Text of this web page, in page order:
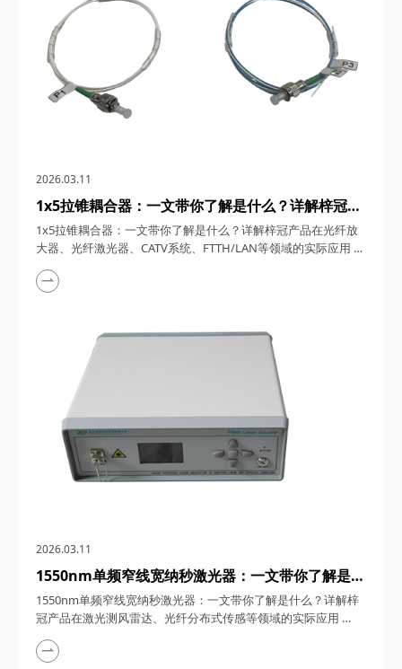
2026.03.11
1x5拉锥耦合器：一文带你了解是什么？详解梓冠产
品在光纤放大器、光纤激光器、CATV系统、
FTTH/LAN等领域的实际应用
1x5拉锥耦合器：一文带你了解是什么？详解梓冠产品在光纤放
大器、光纤激光器、CATV系统、FTTH/LAN等领域的实际应用
1x5拉锥耦合器，在光纤通信与传感技术迅猛发展的今天，凭借
其独特的设计、卓越的性能以及广泛的应用场景，成为了光纤网
款产品的内在魅力。 一、1...
2026.03.11
1550nm单频窄线宽纳秒激光器：一文带你了解是什
么？详解梓冠产品在激光测风雷达、光纤分布式传感
等领域的实际应用
1550nm单频窄线宽纳秒激光器：一文带你了解是什么？详解梓
冠产品在激光测风雷达、光纤分布式传感等领域的实际应用
1550nm单频窄线宽纳秒激光器，在激光技术的浩瀚星空中，犹
如一颗璀璨的明星，以其独特的光学特性和广泛的应用领域，吸